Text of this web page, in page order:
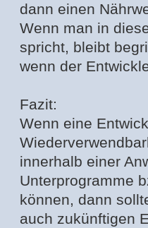
dann einen
Wenn man in
spricht, bleibt
wenn der
Fazit:
Wenn eine
innerhalb einer
Unterprogramme
können, dann
auch zukünftigen